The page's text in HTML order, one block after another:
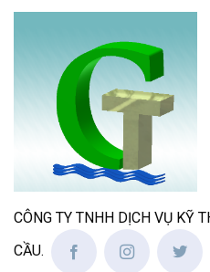
CÔNG TY TNHH DỊCH VỤ KỸ
CẦU.